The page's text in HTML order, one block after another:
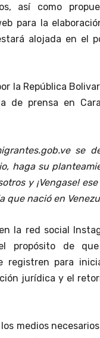
así como
para la
alojada en el
la República
de prensa en
se
haga su
y ¡Vengase!
nació en
la red social
propósito de
registren para
jurídica y el
medios